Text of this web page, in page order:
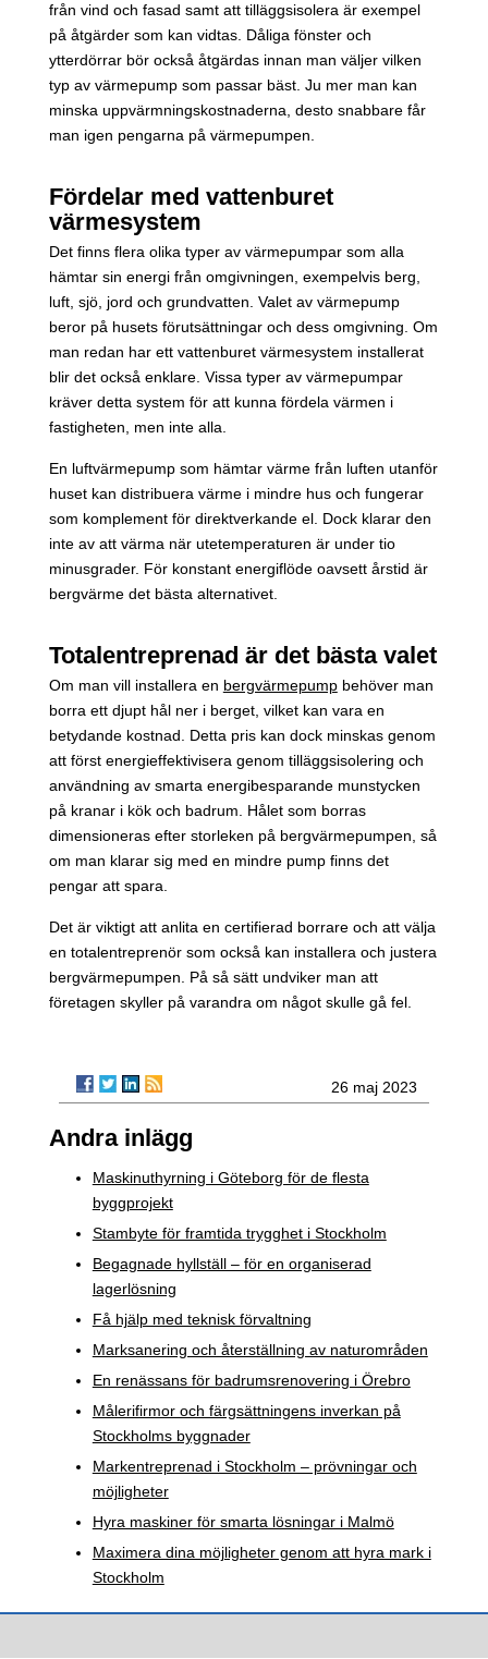
från vind och fasad samt att tilläggsisolera är exempel
på åtgärder som kan vidtas. Dåliga fönster och
ytterdörrar bör också åtgärdas innan man väljer vilken
typ av värmepump som passar bäst. Ju mer man kan
minska uppvärmningskostnaderna, desto snabbare får
man igen pengarna på värmepumpen.
Fördelar med vattenburet
värmesystem
Det finns flera olika typer av värmepumpar som alla
hämtar sin energi från omgivningen, exempelvis berg,
luft, sjö, jord och grundvatten. Valet av värmepump
beror på husets förutsättningar och dess omgivning. Om
man redan har ett vattenburet värmesystem installerat
blir det också enklare. Vissa typer av värmepumpar
kräver detta system för att kunna fördela värmen i
fastigheten, men inte alla.
En luftvärmepump som hämtar värme från luften utanför
huset kan distribuera värme i mindre hus och fungerar
som komplement för direktverkande el. Dock klarar den
inte av att värma när utetemperaturen är under tio
minusgrader. För konstant energiflöde oavsett årstid är
bergvärme det bästa alternativet.
Totalentreprenad är det bästa valet
Om man vill installera en bergvärmepumpbehöver man
borra ett djupt hål ner i berget, vilket kan vara en
betydande kostnad. Detta pris kan dock minskas genom
att först energieffektivisera genom tilläggsisolering och
användning av smarta energibesparande munstycken
på kranar i kök och badrum. Hålet som borras
dimensioneras efter storleken på bergvärmepumpen, så
om man klarar sig med en mindre pump finns det
pengar att spara.
Det är viktigt att anlita en certifierad borrare och att välja
en totalentreprenör som också kan installera och justera
bergvärmepumpen. På så sätt undviker man att
företagen skyller på varandra om något skulle gå fel.
26 maj 2023
Andra inlägg
Maskinuthyrning i Göteborg för de flesta
byggprojekt
Stambyte för framtida trygghet i Stockholm
Begagnade hyllställ – för en organiserad
lagerlösning
Få hjälp med teknisk förvaltning
Marksanering och återställning av naturområden
En renässans för badrumsrenovering i Örebro
Målerifirmor och färgsättningens inverkan på
Stockholms byggnader
Markentreprenad i Stockholm – prövningar och
möjligheter
Hyra maskiner för smarta lösningar i Malmö
Maximera dina möjligheter genom att hyra mark i
Stockholm